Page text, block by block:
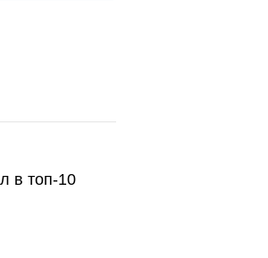
в топ-10